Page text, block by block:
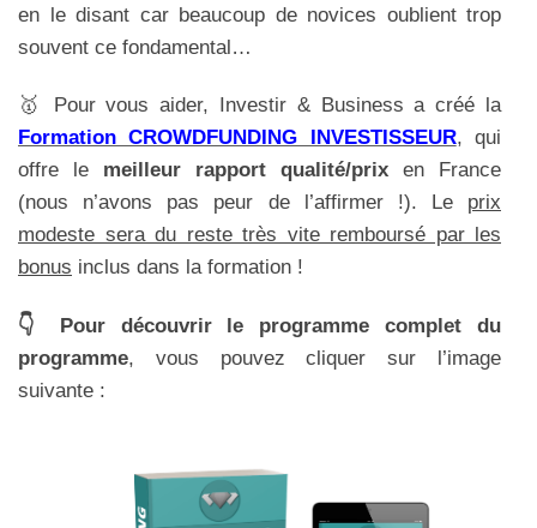
en le disant car beaucoup de novices oublient trop
souvent ce fondamental…
🥇 Pour vous aider, Investir & Business a créé la
Formation CROWDFUNDING INVESTISSEUR, qui
offre le meilleur rapport qualité/prix en France
(nous n’avons pas peur de l’affirmer !). Le prix
modeste sera du reste très vite remboursé par les
bonus inclus dans la formation !
👇 Pour découvrir le programme complet du
programme, vous pouvez cliquer sur l’image
suivante :